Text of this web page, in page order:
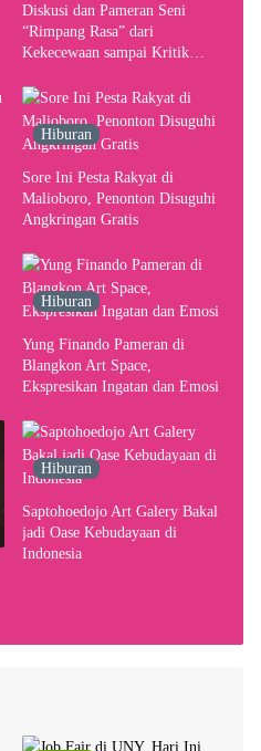
Diskusi dan Pameran Seni
“Rimpang Rasa” dari
Kekecewaan sampai Kritik
Pusat Pergerakan Seni Rupa
Indonesia
Hiburan
Sore Ini Pesta Rakyat di
Malioboro, Penonton Disuguhi
Angkringan Gratis
Hiburan
Yung Finando Pameran di
Blangkon Art Space,
Ekspresikan Ingatan dan Emosi
Hiburan
Saptohoedojo Art Galery Bakal
jadi Oase Kebudayaan di
Indonesia